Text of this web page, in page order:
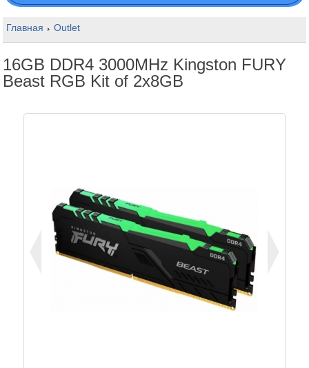
Главная Outlet
16GB DDR4 3000MHz Kingston FURY
Beast RGB Kit of 2x8GB